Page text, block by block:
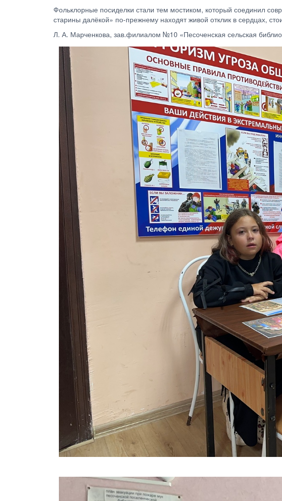
Фольклорные посиделки стали тем мостиком, который соединил
старины далёкой» по-прежнему находят живой отклик в сердцах,
Л. А. Марченкова, зав.филиалом №10 «Песоченская сельская